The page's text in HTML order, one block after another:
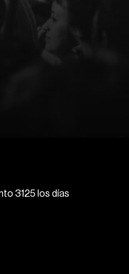
3125 los días